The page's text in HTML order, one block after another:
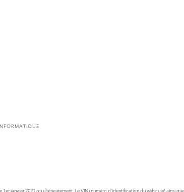
janvier 2021 ou ultérieurement. Le VIN (numéro d’identification du véhicule) ainsi